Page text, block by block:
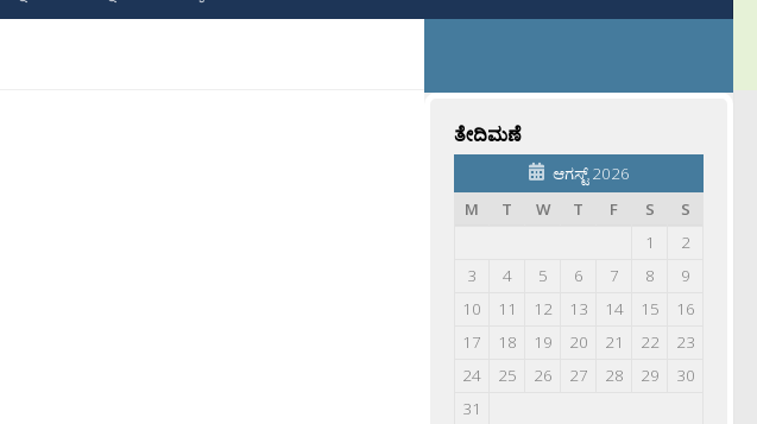
ತೇದಿಮಣೆ
ಆಗಸ್ಟ್ 2026
M
T W T F S
S
1
2
3
4 5 6 7 8
9
10
11 12 13 14 15
16
17
18 19 20 21 22
23
24
25 26 27 28 29
30
31